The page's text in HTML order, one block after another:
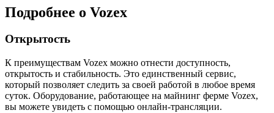
Подробнее о Vozex
Открытость
К преимуществам Vozex можно отнести доступность,
открытость и стабильность. Это единственный сервис,
который позволяет следить за своей работой в любое время
суток. Оборудование, работающее на майнинг ферме Vozex,
вы можете увидеть с помощью онлайн-трансляции.